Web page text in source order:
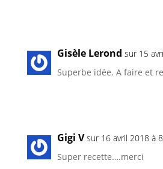
Gisèle Lerond sur 15
Superbe idée. A faire et
Gigi V sur 16 avril 2018 à
Super recette….merci